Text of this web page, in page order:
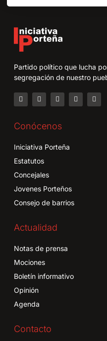
Partido político que lucha
segregación de nuestro
Conócenos
Iniciativa Porteña
Estatutos
Concejales
Jovenes Porteños
Consejo de barrios
Actualidad
Notas de prensa
Mociones
Boletín informativo
Opinión
Agenda
Contacto